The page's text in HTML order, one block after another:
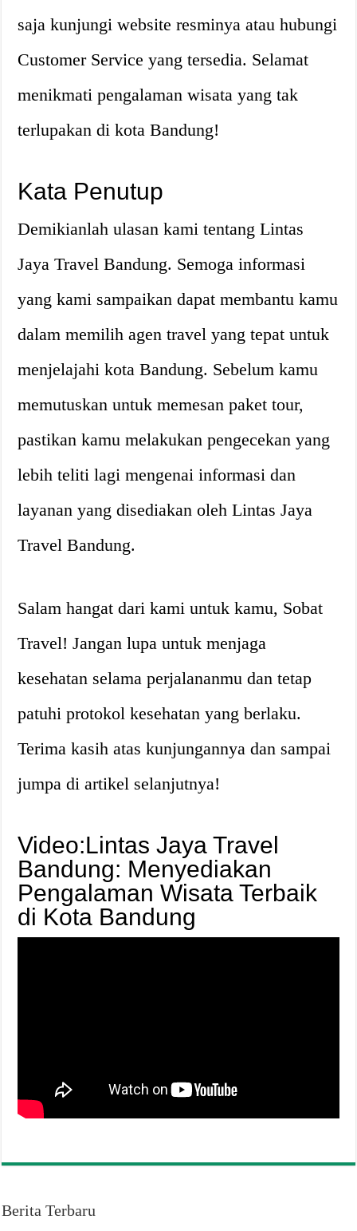
saja kunjungi website resminya atau hubungi
Customer Service yang tersedia. Selamat
menikmati pengalaman wisata yang tak
terlupakan di kota Bandung!
Kata Penutup
Demikianlah ulasan kami tentang Lintas
Jaya Travel Bandung. Semoga informasi
yang kami sampaikan dapat membantu kamu
dalam memilih agen travel yang tepat untuk
menjelajahi kota Bandung. Sebelum kamu
memutuskan untuk memesan paket tour,
pastikan kamu melakukan pengecekan yang
lebih teliti lagi mengenai informasi dan
layanan yang disediakan oleh Lintas Jaya
Travel Bandung.
Salam hangat dari kami untuk kamu, Sobat
Travel! Jangan lupa untuk menjaga
kesehatan selama perjalananmu dan tetap
patuhi protokol kesehatan yang berlaku.
Terima kasih atas kunjungannya dan sampai
jumpa di artikel selanjutnya!
Video:Lintas Jaya Travel
Bandung: Menyediakan
Pengalaman Wisata Terbaik
di Kota Bandung
Berita Terbaru